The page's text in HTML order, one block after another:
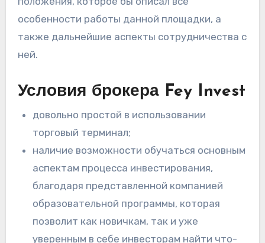
особенности работы данной площадки, а
также дальнейшие аспекты сотрудничества с
ней.
Условия брокера Fey Invest
довольно простой в использовании
торговый терминал;
наличие возможности обучаться основным
аспектам процесса инвестирования,
благодаря представленной компанией
образовательной программы, которая
позволит как новичкам, так и уже
уверенным в себе инвесторам найти что-